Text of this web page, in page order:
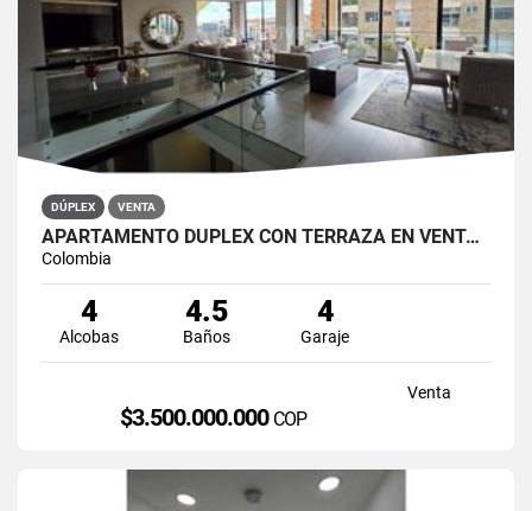
DÚPLEX VENTA
APARTAMENTO DÚPLEX CON TERRAZA EN VENTA BELLA SUIZA USAQUÉN BOGOTÁ
Colombia
4
Alcobas
4.5
Baños
4
Garaje
Venta
$3.500.000.000 COP